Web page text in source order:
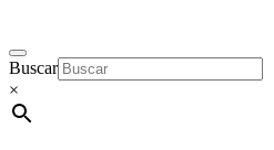
Buscar
×